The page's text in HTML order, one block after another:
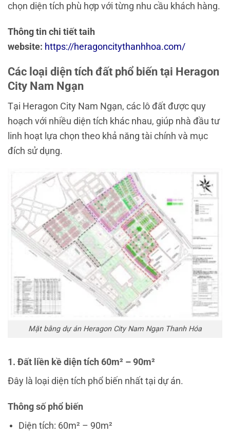
chọn diện tích phù hợp với từng nhu cầu khách hàng.
Thông tin chi tiết taih
website: https://heragoncitythanhhoa.com/
Các loại diện tích đất phổ biến tại Heragon
City Nam Ngạn
Tại Heragon City Nam Ngạn, các lô đất được quy
hoạch với nhiều diện tích khác nhau, giúp nhà đầu tư
linh hoạt lựa chọn theo khả năng tài chính và mục
đích sử dụng.
Mặt bằng dự án Heragon City Nam Ngạn Thanh Hóa
1. Đất liền kề diện tích 60m² – 90m²
Đây là loại diện tích phổ biến nhất tại dự án.
Thông số phổ biến
Diện tích: 60m² – 90m²